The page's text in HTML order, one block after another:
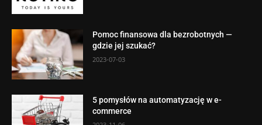
Pomoc finansowa dla bezrobotnych —
gdzie jej szukać?
2023-07-03
5 pomysłów na automatyzację w e-
commerce